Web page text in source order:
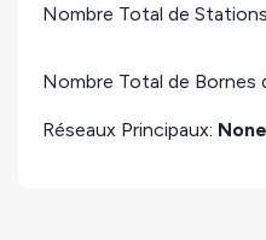
Nombre Total de
Nombre Total de Bornes
Réseaux Principaux: None